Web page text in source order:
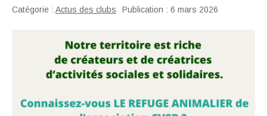
Catégorie : Actus des clubs Publication : 6 mars 2026